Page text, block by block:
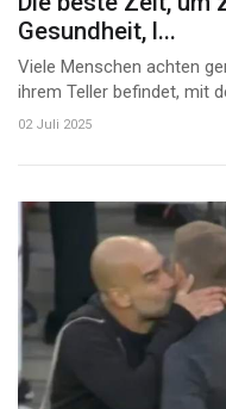
Gesundheit, l...
Viele Menschen achten
ihrem Teller befindet, mit
02 Juli 2025